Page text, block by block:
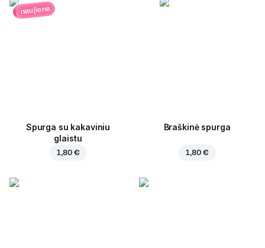
naujiena
Spurga su kakaviniu
glaistu
1,80 €
Braškinė spurga
1,80 €